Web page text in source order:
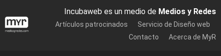
Incubaweb es un medio de Medios y Redes
Artículos patrocinados
Servicio de Diseño web
Contacto
Acerca de MyR